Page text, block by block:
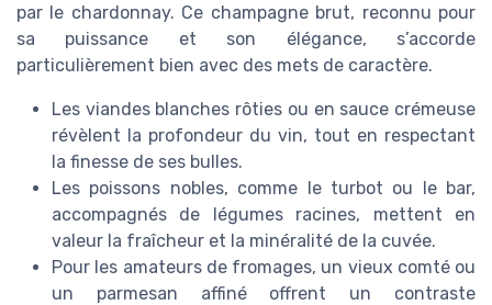
par le chardonnay. Ce champagne brut, reconnu pour
sa puissance et son élégance, s’accorde
particulièrement bien avec des mets de caractère.
Les viandes blanches rôties ou en sauce crémeuse
révèlent la profondeur du vin, tout en respectant
la finesse de ses bulles.
Les poissons nobles, comme le turbot ou le bar,
accompagnés de légumes racines, mettent en
valeur la fraîcheur et la minéralité de la cuvée.
Pour les amateurs de fromages, un vieux comté ou
un parmesan affiné offrent un contraste